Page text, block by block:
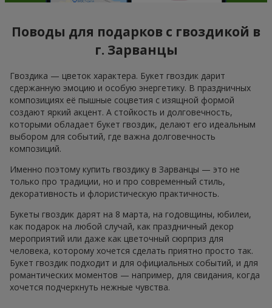
Поводы для подарков с гвоздикой в
г. Зарванцы
Гвоздика — цветок характера. Букет гвоздик дарит
сдержанную эмоцию и особую энергетику. В праздничных
композициях её пышные соцветия с изящной формой
создают яркий акцент. А стойкость и долговечность,
которыми обладает букет гвоздик, делают его идеальным
выбором для событий, где важна долговечность
композиций.
Именно поэтому купить гвоздику в Зарванцы — это не
только про традиции, но и про современный стиль,
декоративность и флористическую практичность.
Букеты гвоздик дарят на 8 марта, на годовщины, юбилеи,
как подарок на любой случай, как праздничный декор
мероприятий или даже как цветочный сюрприз для
человека, которому хочется сделать приятно просто так.
Букет гвоздик подходит и для официальных событий, и для
романтических моментов — например, для свидания, когда
хочется подчеркнуть нежные чувства.